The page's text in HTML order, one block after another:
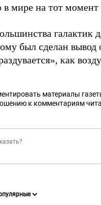
мире на тот момент
галактик
был сделан вывод
как
материалы
к комментариям